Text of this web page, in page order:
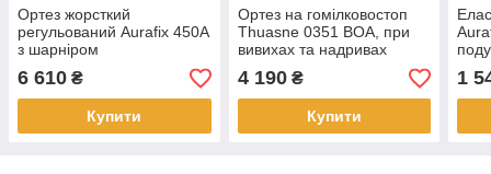
Ортез жорсткий
регульований Aurafix 450А
з шарніром
6 610 ₴
Купити
Ортез на гомілковостоп
Thuasne 0351 BOA, при
вивихах та надривах
зв'язок, відновлення після
трам, для фізичних
навантажень
4 190₴
Купити
1